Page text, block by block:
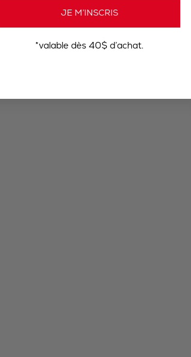
JE M’INSCRIS
*valable dès 40$ d’achat.